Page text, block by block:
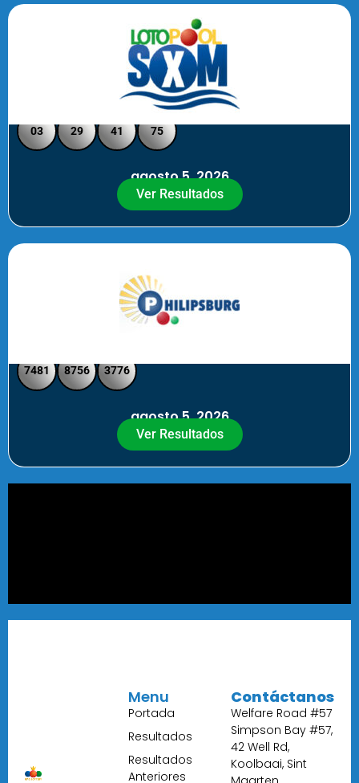
Loto Pool SXM Noche
03 29 41 75
agosto 5, 2026
Ver Resultados
7481 8756 3776
agosto 5, 2026
Ver Resultados
Menu
Portada
Resultados
Resultados
Anteriores
Contáctanos
Welfare Road #57
Simpson Bay #57,
42 Well Rd,
Koolbaai, Sint